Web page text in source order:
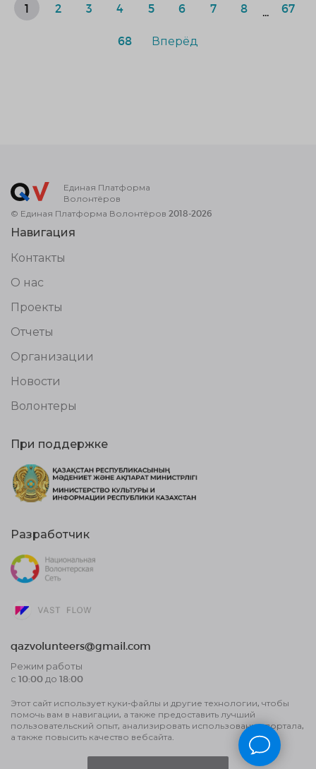
1 2 3 4 5 6 7 8 67
68 Вперёд
Единая Платформа
Волонтёров
© Единая Платформа Волонтёров 2018-2026
Навигация
Контакты
О нас
Проекты
Отчеты
Организации
Новости
Волонтеры
При поддержке
Разработчик
qazvolunteers@gmail.com
Режим работы
с 10:00 до 18:00
Договор публичной оферты
Пользовательское соглашение об
обработке данных и политика
Этот сайт использует куки-файлы и другие технологии, чтобы
помочь вам в навигации, а также предоставить лучший
пользовательский опыт, анализировать использование портала,
а также повысить качество вебсайта.